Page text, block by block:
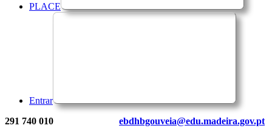
PLACE
Entrar
291 740 010 ebdhbgouveia@edu.madeira.gov.pt